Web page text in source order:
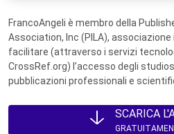
FrancoAngeli è membro della
Association, Inc (PILA),
facilitare (attraverso i servizi
CrossRef.org) l’accesso degli
pubblicazioni professionali e
SCARICA